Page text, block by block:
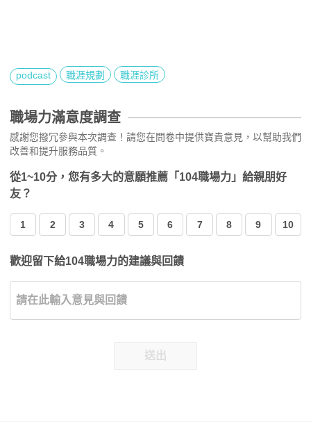
podcast 職涯規劃 職涯診所
職場力滿意度調查
感謝您撥冗參與本次調查！請您在問卷中提供寶貴意見，以幫助我們
改善和提升服務品質。
從1~10分，您有多大的意願推薦「104職場力」給親朋好
友？
1 2 3 4 5 6 7 8 9 10
歡迎留下給104職場力的建議與回饋
送出